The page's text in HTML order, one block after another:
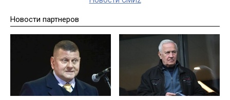
Новости партнеров